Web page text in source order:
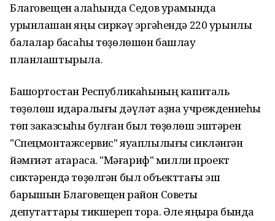
Благовещен ҡалаһында Седов урамында
урынлашҡан яңы сиркәү эргәһендә 220 урынлыҡ
балалар баҡсаһы төҙөлөшөн башлау
планлаштырыла.
Башҡортостан Республикаһының капиталь
төҙөлөш идаралығы дәүләт ҡаҙна учреждениеһы
төп заказсыһы булған был төҙөлөш эштәрен
"Спецмонтажсервис" яуаплылығы сикләнгән
йәмғиәт атҡарасаҡ. "Мәғариф" милли проект
сиктәрендә төҙөлгән был объекттағы эш
барышын Благовещен район Советы
депутаттары тикшереп тора. Әле яңыраҡ бында